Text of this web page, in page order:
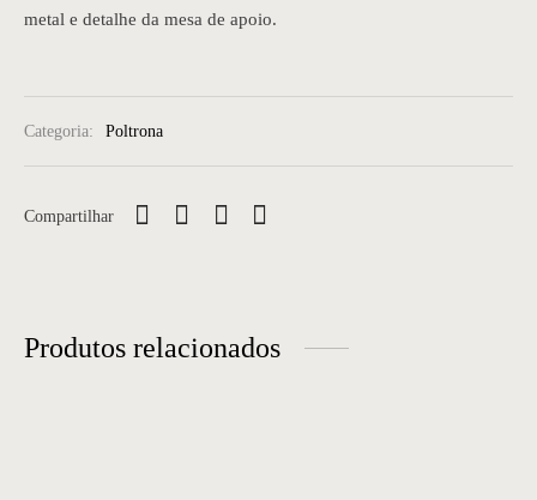
metal e detalhe da mesa de apoio.
Categoria: Poltrona
Compartilhar
Produtos relacionados